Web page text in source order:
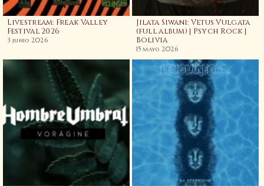
Livestream: Freak Valley
Festival 2026
3 junio 2026
Jilata Siwani: Vetus Vulgata
(full album) | Psych Rock |
Bolivia
15 mayo 2026